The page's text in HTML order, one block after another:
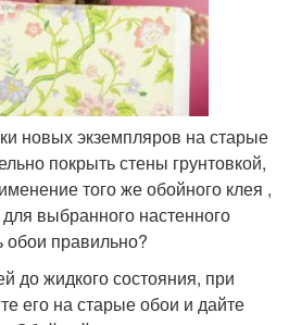
новых экземпляров на старые
покрыть стены грунтовкой,
того же обойного клея ,
выбранного настенного
обои правильно?
до жидкого состояния, при
его на старые обои и дайте